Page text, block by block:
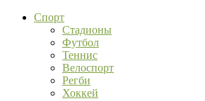
Спорт
Стадионы
Футбол
Теннис
Велоспорт
Регби
Хоккей